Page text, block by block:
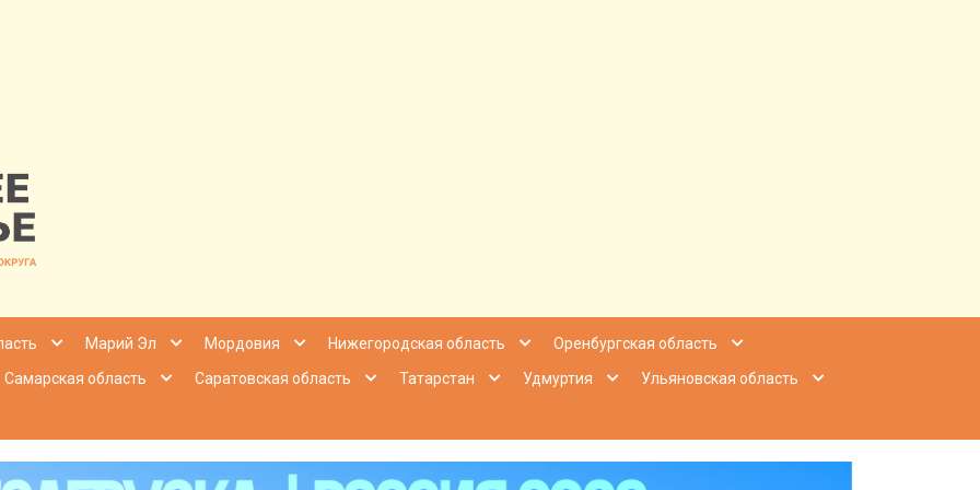
| Настоящее Приволжье
Марий Эл Мордовия Нижегородская область
Оренбургская область
Самарская область Саратовская область Татарстан Удмуртия
Ульяновская область